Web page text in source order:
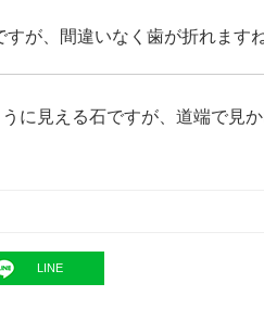
が、間違いなく歯が折れますね
に見える石ですが、道端で見
LINE